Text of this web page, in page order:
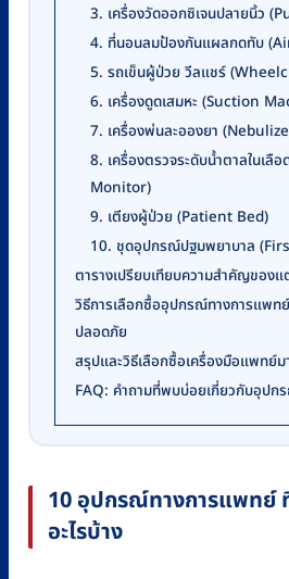
3. เครื่องวัดออกซิเจนปลายนิ้ว
4. ที่นอนลมป้องกันแผลกดทับ
5. รถเข็นผู้ป่วย วีลแชร์
6. เครื่องดูดเสมหะ (Suction
7. เครื่องพ่นละอองยา
8. เครื่องตรวจระดับน้ำตาลในเลื
Monitor)
9. เตียงผู้ป่วย (Patient Bed)
10. ชุดอุปกรณ์ปฐมพยาบาล
ตารางเปรียบเทียบความสำคัญของ
วิธีการเลือกซื้ออุปกรณ์ทางการแพทย์
ปลอดภัย
สรุปและวิธีเลือกซื้อเครื่องมือแพทย์
FAQ: คำถามที่พบบ่อยเกี่ยวกับอุปก
10 อุปกรณ์ทางการแพทย์
อะไรบ้าง